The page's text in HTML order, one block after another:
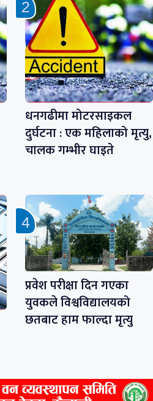
धनगढीमा मोटरसाइकल
दुर्घटना : एक महिलाको मृत्यु,
चालक गम्भीर घाइते
प्रवेश परीक्षा दिन गएका
युवकले विश्वविद्यालयको
छतबाट हाम फाल्दा मृत्यु